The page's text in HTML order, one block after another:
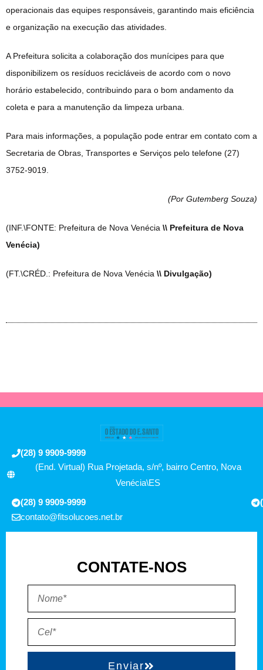
operacionais das equipes responsáveis, garantindo mais eficiência
e organização na execução das atividades.
A Prefeitura solicita a colaboração dos munícipes para que
disponibilizem os resíduos recicláveis de acordo com o novo
horário estabelecido, contribuindo para o bom andamento da
coleta e para a manutenção da limpeza urbana.
Para mais informações, a população pode entrar em contato com a
Secretaria de Obras, Transportes e Serviços pelo telefone (27)
3752-9019.
(Por Gutemberg Souza)
(INF.\FONTE: Prefeitura de Nova Venécia \\ Prefeitura de Nova
Venécia)
(FT.\CRÉD.: Prefeitura de Nova Venécia \\ Divulgação)
(28) 9 9909-9999
(End. Virtual) Rua Projetada, s/nº, bairro Centro, Nova
Venécia\ES
(28) 9 9909-9999
contato@fitsolucoes.net.br
CONTATE-NOS
Enviar